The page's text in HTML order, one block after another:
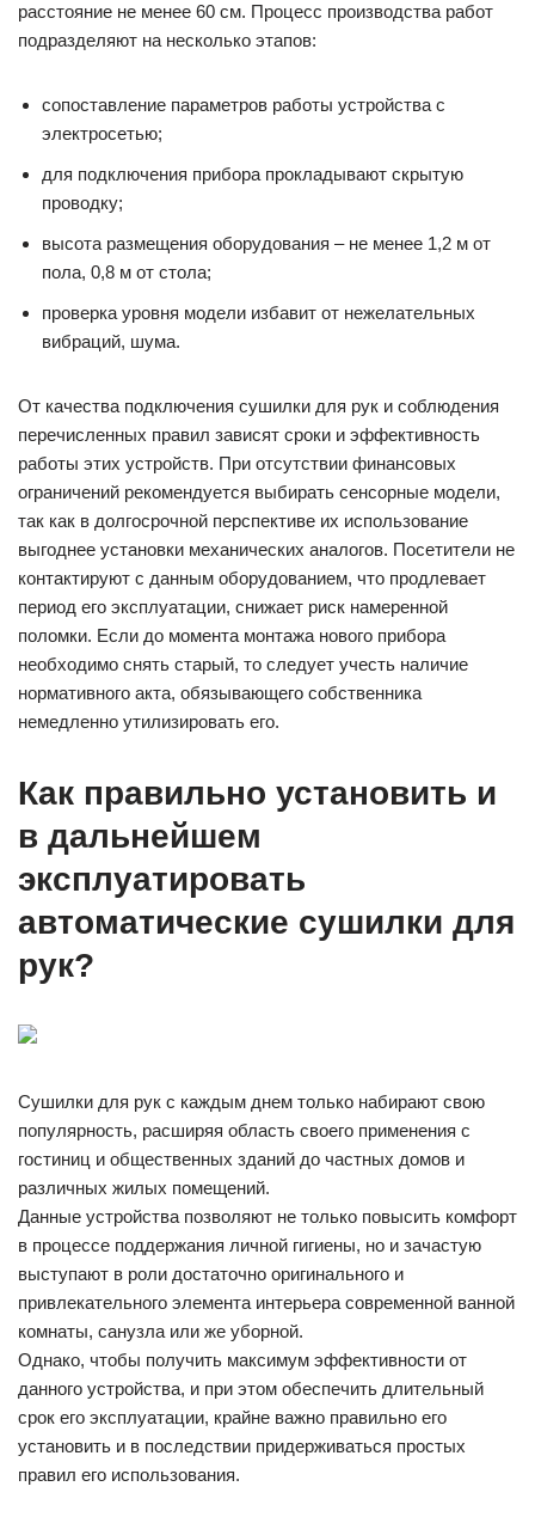
расстояние не менее 60 см. Процесс производства работ
подразделяют на несколько этапов:
сопоставление параметров работы устройства с
электросетью;
для подключения прибора прокладывают скрытую
проводку;
высота размещения оборудования – не менее 1,2 м от
пола, 0,8 м от стола;
проверка уровня модели избавит от нежелательных
вибраций, шума.
От качества подключения сушилки для рук и соблюдения
перечисленных правил зависят сроки и эффективность
работы этих устройств. При отсутствии финансовых
ограничений рекомендуется выбирать сенсорные модели,
так как в долгосрочной перспективе их использование
выгоднее установки механических аналогов. Посетители не
контактируют с данным оборудованием, что продлевает
период его эксплуатации, снижает риск намеренной
поломки. Если до момента монтажа нового прибора
необходимо снять старый, то следует учесть наличие
нормативного акта, обязывающего собственника
немедленно утилизировать его.
Как правильно установить и
в дальнейшем
эксплуатировать
автоматические сушилки для
рук?
Сушилки для рук с каждым днем только набирают свою
популярность, расширяя область своего применения с
гостиниц и общественных зданий до частных домов и
различных жилых помещений.
Данные устройства позволяют не только повысить комфорт
в процессе поддержания личной гигиены, но и зачастую
выступают в роли достаточно оригинального и
привлекательного элемента интерьера современной ванной
комнаты, санузла или же уборной.
Однако, чтобы получить максимум эффективности от
данного устройства, и при этом обеспечить длительный
срок его эксплуатации, крайне важно правильно его
установить и в последствии придерживаться простых
правил его использования.